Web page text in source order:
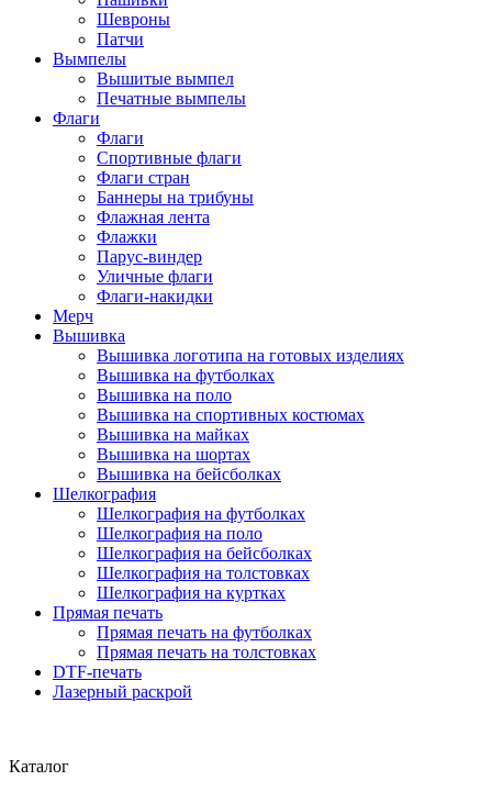
Шевроны
Патчи
Вымпелы
Вышитые вымпел
Печатные вымпелы
Флаги
Флаги
Спортивные флаги
Флаги стран
Баннеры на трибуны
Флажная лента
Флажки
Парус-виндер
Уличные флаги
Флаги-накидки
Мерч
Вышивка
Вышивка логотипа на готовых изделиях
Вышивка на футболках
Вышивка на поло
Вышивка на спортивных костюмах
Вышивка на майках
Вышивка на шортах
Вышивка на бейсболках
Шелкография
Шелкография на футболках
Шелкография на поло
Шелкография на бейсболках
Шелкография на толстовках
Шелкография на куртках
Прямая печать
Прямая печать на футболках
Прямая печать на толстовках
DTF-печать
Лазерный раскрой
Каталог